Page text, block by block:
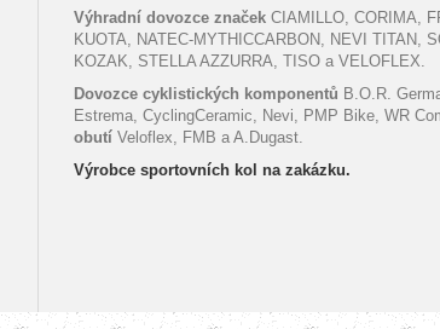
Výhradní dovozce značek CIAMILLO, CORIMA,
KUOTA, NATEC-MYTHICCARBON, NEVI TITAN,
KOZAK, STELLA AZZURRA, TISO a VELOFLEX.
Dovozce cyklistických komponentů B.O.R.
Estrema, CyclingCeramic, Nevi, PMP Bike, WR
obutí Veloflex, FMB a A.Dugast.
Výrobce sportovních kol na zakázku.